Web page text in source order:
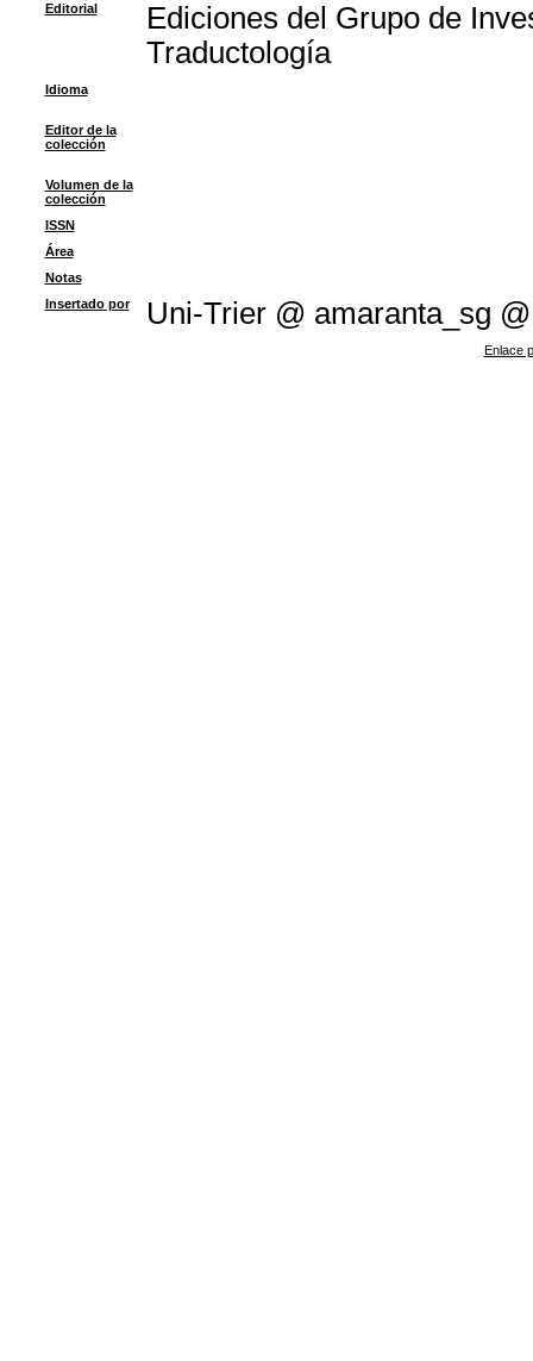
Editorial
Ediciones del Grupo de
Traductología
Idioma
Editor de la
colección
Volumen de la
colección
ISSN
Área
Notas
Insertado por
Uni-Trier @ amaranta_sg @
Enlace